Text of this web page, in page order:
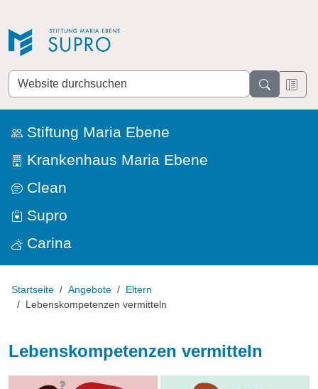
Website
durchsuchen
Stiftung Maria Ebene
Krankenhaus Maria Ebene
Clean
Supro
Carina
Startseite Angebote
Eltern
Lebenskompetenzen vermitteln
Lebenskompetenzen vermitteln